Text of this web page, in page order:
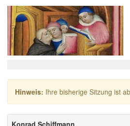
Hinweis: Ihre bisherige Sitzung ist
Konrad Schiffmann